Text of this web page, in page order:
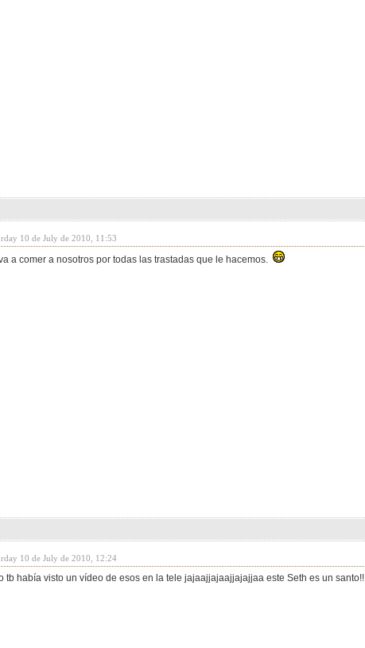
10 de July de 2010, 11:53
a comer a nosotros por todas las trastadas que le hacemos.
10 de July de 2010, 12:24
tb había visto un vídeo de esos en la tele jajaajjajaajjajajjaa este Seth es un santo!!